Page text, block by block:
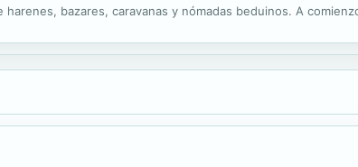
bazares, caravanas y nómadas beduinos. A